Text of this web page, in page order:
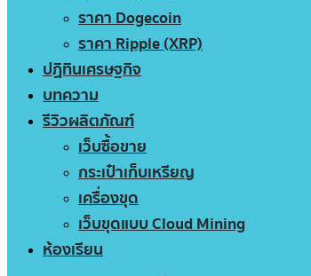
ราคา Dogecoin
ราคา Ripple (XRP)
ปฏิทินเศรษฐกิจ
บทความ
รีวิวผลิตภัณฑ์
เว็บซื้อขาย
กระเป๋าเก็บเหรียญ
เครื่องขุด
เว็บขุดแบบ Cloud Mining
ห้องเรียน